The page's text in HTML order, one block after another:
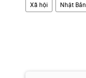
Xã hội Nhật Bản